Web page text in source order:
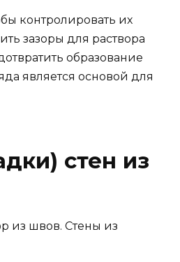
контролировать их
зазоры для раствора
образование
является основой для
стен из
из швов. Стены из